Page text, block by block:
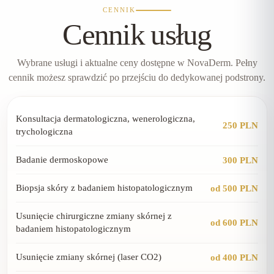
CENNIK
Cennik usług
Wybrane usługi i aktualne ceny dostępne w NovaDerm. Pełny
cennik możesz sprawdzić po przejściu do dedykowanej podstrony.
Konsultacja dermatologiczna, wenerologiczna,
trychologiczna
250 PLN
Badanie dermoskopowe 300 PLN
Biopsja skóry z badaniem histopatologicznym od 500 PLN
Usunięcie chirurgiczne zmiany skórnej z
badaniem histopatologicznym
od 600 PLN
Usunięcie zmiany skórnej (laser CO2) od 400 PLN